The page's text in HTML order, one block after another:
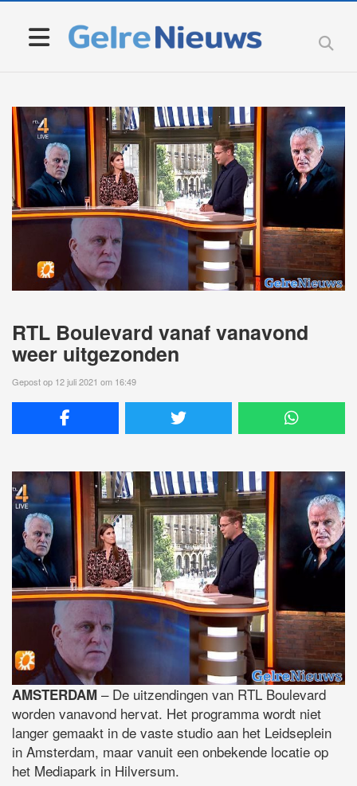
RTL Boulevard vanaf vanavond
weer uitgezonden
Gepost op 12 juli 2021 om 16:49
AMSTERDAM – De uitzendingen van RTL Boulevard
worden vanavond hervat. Het programma wordt niet
langer gemaakt in de vaste studio aan het Leidseplein
in Amsterdam, maar vanuit een onbekende locatie op
het Mediapark in Hilversum.